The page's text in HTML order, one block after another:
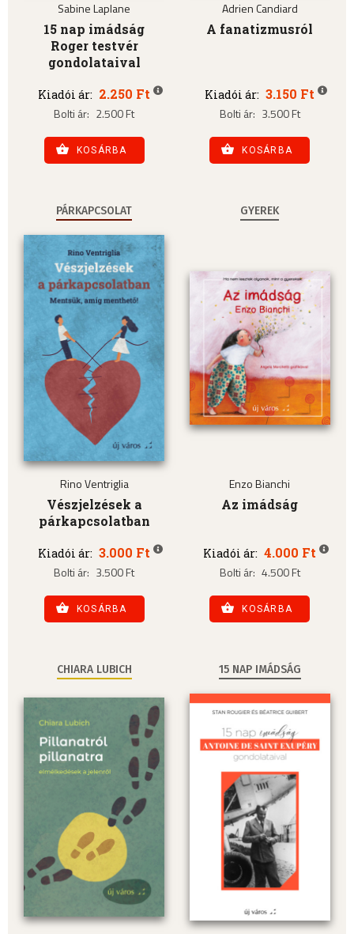
Sabine Laplane
15 nap imádság
Roger testvér
gondolataival
Kiadói ár: 2.250 Ft
Bolti ár: 2.500 Ft
KOSÁRBA
Adrien Candiard
A fanatizmusról
Kiadói ár: 3.150 Ft
Bolti ár: 3.500 Ft
KOSÁRBA
PÁRKAPCSOLAT
Rino Ventriglia
Vészjelzések a
párkapcsolatban
Kiadói ár: 3.000 Ft
Bolti ár: 3.500 Ft
KOSÁRBA
GYEREK
Enzo Bianchi
Az imádság
Kiadói ár: 4.000 Ft
Bolti ár: 4.500 Ft
KOSÁRBA
CHIARA LUBICH 15 NAP IMÁDSÁG